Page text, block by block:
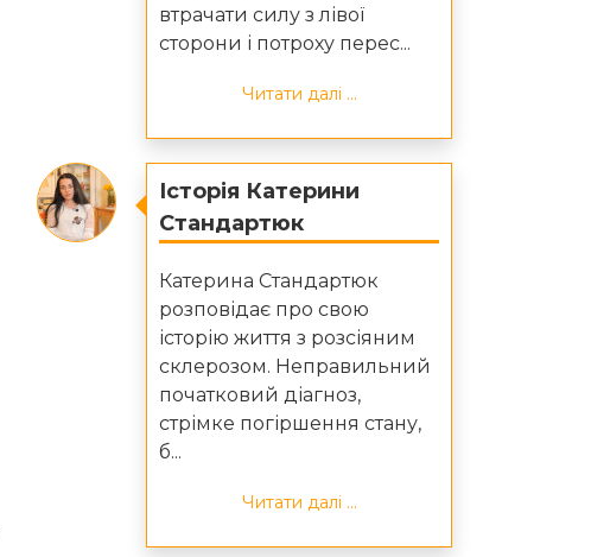
втрачати силу з лівої
сторони і потроху перес...
Читати далі ...
Історія Катерини
Стандартюк
Катерина Стандартюк
розповідає про свою
історію життя з розсіяним
склерозом. Неправильний
початковий діагноз,
стрімке погіршення стану,
б...
Читати далі ...